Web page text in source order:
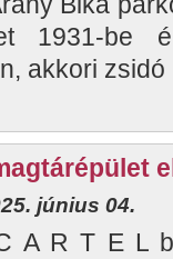
1931-be
akkori
június 04.
A R T E L